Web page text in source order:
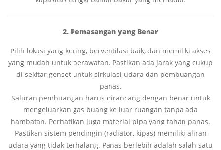
2. Pemasangan yang Benar
Pilih lokasi yang kering, berventilasi baik, dan memiliki akses
yang mudah untuk perawatan. Pastikan ada jarak yang cukup
di sekitar genset untuk sirkulasi udara dan pembuangan
panas.
Saluran pembuangan harus dirancang dengan benar untuk
mengeluarkan gas buang ke luar ruangan tanpa ada
hambatan. Perhatikan juga material pipa yang tahan panas.
Pastikan sistem pendingin (radiator, kipas) memiliki aliran
udara yang tidak terhalang. Panas berlebih adalah salah satu